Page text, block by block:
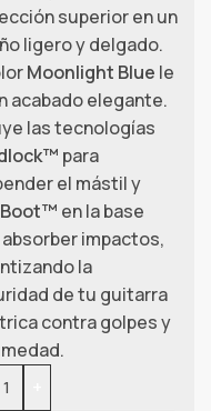
superior en un
ligero y delgado.
Moonlight Blue le
acabado elegante.
las tecnologías
para
el mástil y
en la base
absorber impactos,
la
de tu guitarra
contra golpes y